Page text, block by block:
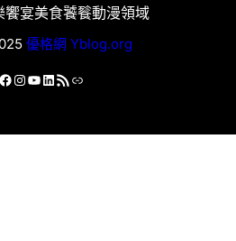
饗宴美食饕餮動漫領域
優格網 Yblog.org
Facebook
Instagram
YouTube
LinkedIn
RSS 資訊提供連結